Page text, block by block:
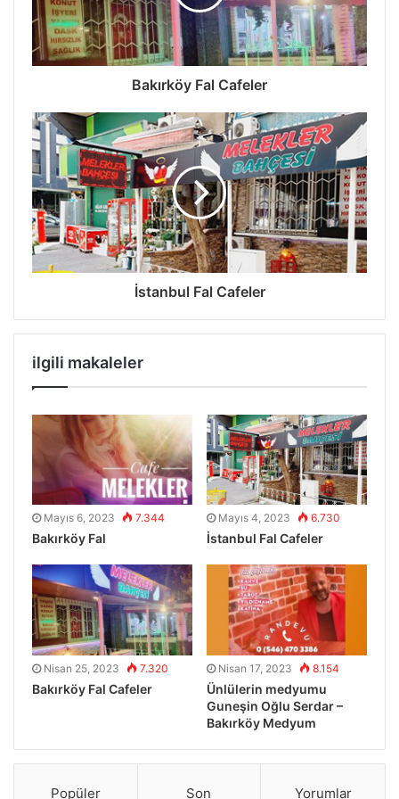
Etiketler Bakırkoy en iyi fal cafe Bakırköy Fal
fal cafe
Kahve fali
melekler bahcesi fal cafe
Bakırköy Fal Cafeler
İstanbul Fal Cafeler
ilgili makaleler
Mayıs 6, 2023 7.344
Bakırköy Fal
Mayıs 4, 2023 6.730
İstanbul Fal Cafeler
Nisan 25, 2023 7.320
Bakırköy Fal Cafeler
Nisan 17, 2023 8.154
Ünlülerin medyumu
Guneşin Oğlu Serdar –
Bakırköy Medyum
Popüler Son Yorumlar